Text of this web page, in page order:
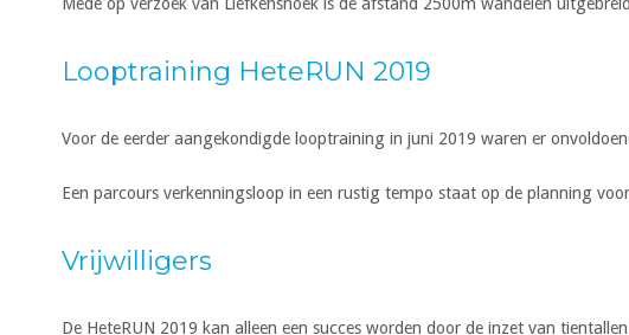
Looptraining HeteRUN 2019
Voor de eerder aangekondigde looptraining in juni 2019 waren er
Een parcours verkenningsloop in een rustig tempo staat op de planning
Vrijwilligers
De HeteRUN 2019 kan alleen een succes worden door de inzet van